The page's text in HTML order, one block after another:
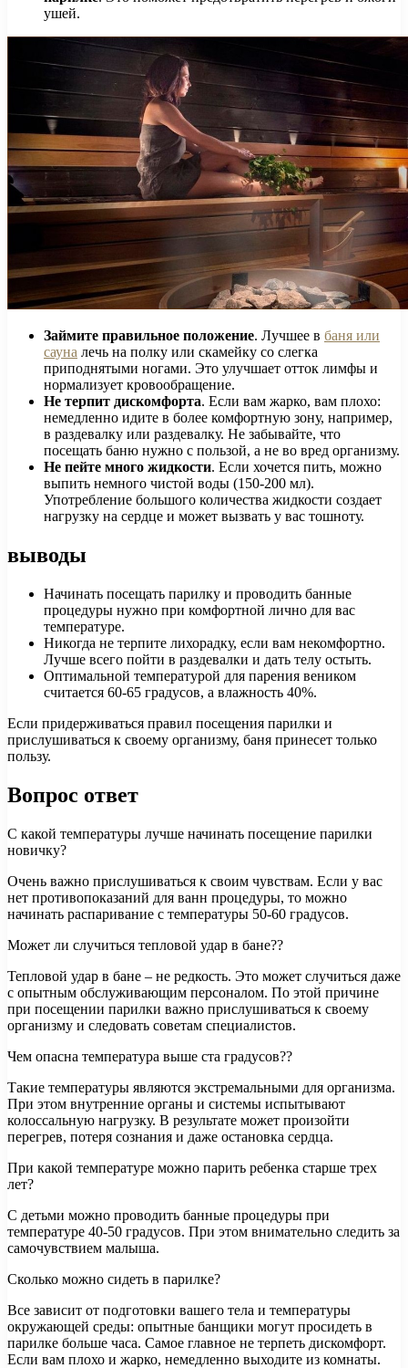
ушей.
Займите правильное положение. Лучшее в баня или
сауна лечь на полку или скамейку со слегка
приподнятыми ногами. Это улучшает отток лимфы и
нормализует кровообращение.
Не терпит дискомфорта. Если вам жарко, вам плохо:
немедленно идите в более комфортную зону, например,
в раздевалку или раздевалку. Не забывайте, что
посещать баню нужно с пользой, а не во вред организму.
Не пейте много жидкости. Если хочется пить, можно
выпить немного чистой воды (150-200 мл).
Употребление большого количества жидкости создает
нагрузку на сердце и может вызвать у вас тошноту.
выводы
Начинать посещать парилку и проводить банные
процедуры нужно при комфортной лично для вас
температуре.
Никогда не терпите лихорадку, если вам некомфортно.
Лучше всего пойти в раздевалки и дать телу остыть.
Оптимальной температурой для парения веником
считается 60-65 градусов, а влажность 40%.
Если придерживаться правил посещения парилки и
прислушиваться к своему организму, баня принесет только
пользу.
Вопрос ответ
С какой температуры лучше начинать посещение парилки
новичку?
Очень важно прислушиваться к своим чувствам. Если у вас
нет противопоказаний для ванн процедуры, то можно
начинать распаривание с температуры 50-60 градусов.
Может ли случиться тепловой удар в бане??
Тепловой удар в бане – не редкость. Это может случиться даже
с опытным обслуживающим персоналом. По этой причине
при посещении парилки важно прислушиваться к своему
организму и следовать советам специалистов.
Чем опасна температура выше ста градусов??
Такие температуры являются экстремальными для организма.
При этом внутренние органы и системы испытывают
колоссальную нагрузку. В результате может произойти
перегрев, потеря сознания и даже остановка сердца.
При какой температуре можно парить ребенка старше трех
лет?
С детьми можно проводить банные процедуры при
температуре 40-50 градусов. При этом внимательно следить за
самочувствием малыша.
Сколько можно сидеть в парилке?
Все зависит от подготовки вашего тела и температуры
окружающей среды: опытные банщики могут просидеть в
парилке больше часа. Самое главное не терпеть дискомфорт.
Если вам плохо и жарко, немедленно выходите из комнаты.